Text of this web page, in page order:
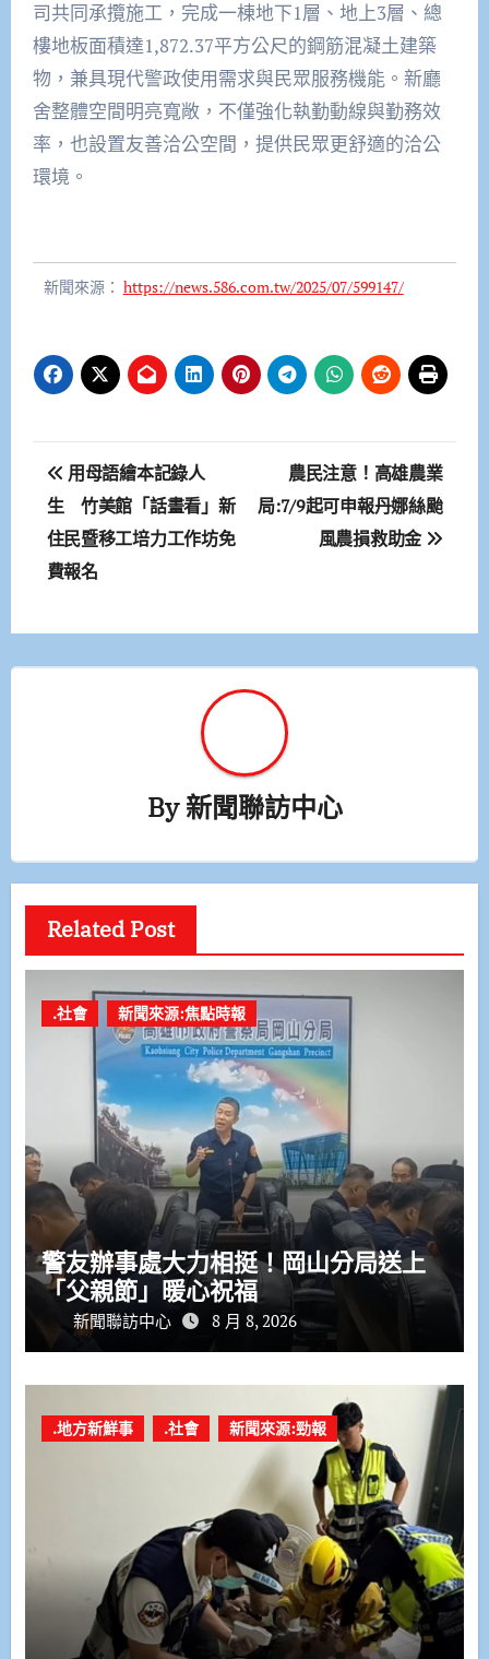
司共同承攬施工，完成一棟地下1層、地上3層、總
樓地板面積達1,872.37平方公尺的鋼筋混凝土建築
物，兼具現代警政使用需求與民眾服務機能。新廳
舍整體空間明亮寬敞，不僅強化執勤動線與勤務效
率，也設置友善洽公空間，提供民眾更舒適的洽公
環境。
新聞來源： https://news.586.com.tw/2025/07/599147/
文
章
導
覽
用母語繪本記錄人
生 竹美館「話畫看」新
住民暨移工培力工作坊免
費報名
農民注意！高雄農業
局:7/9起可申報丹娜絲颱
風農損救助金
By新聞聯訪中心
Related Post
.社會 新聞來源:焦點時報
警友辦事處大力相挺！岡山分局送上
「父親節」暖心祝福
新聞聯訪中心 8 月 8, 2026
.地方新鮮事 .社會 新聞來源:勁報